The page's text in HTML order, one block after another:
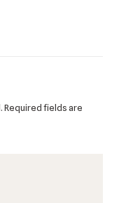
Required fields are